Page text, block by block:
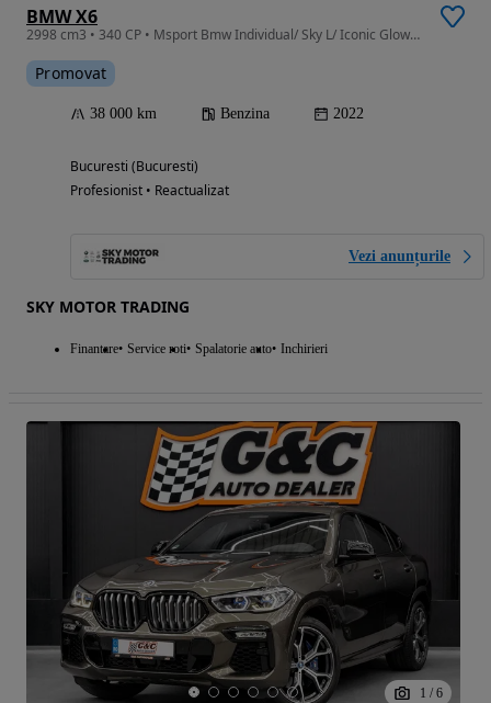
BMW X6
2998 cm3 • 340 CP • Msport Bmw Individual/ Sky L/ Iconic Glow/ Laser/ Sof Cl/ HUD&360/ TVA
Promovat
38 000 km Benzina 2022
Bucuresti (Bucuresti)
Profesionist • Reactualizat
Vezi anunțurile
SKY MOTOR TRADING
Finantare Service roti Spalatorie auto Inchirieri
1 / 6